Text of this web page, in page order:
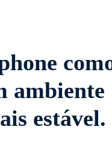
ambiente
estável.